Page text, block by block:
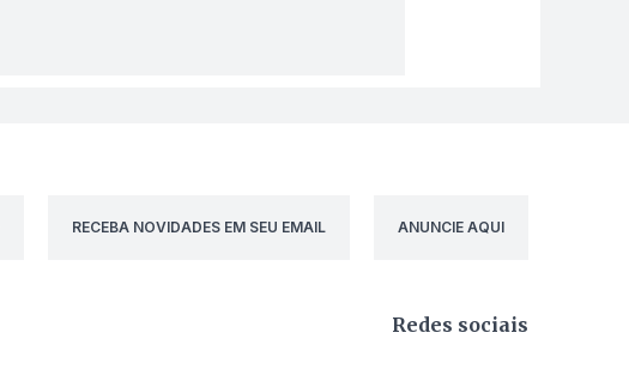
RECEBA NOVIDADES EM SEU EMAIL ANUNCIE AQUI
Redes sociais